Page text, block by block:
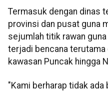
Termasuk dengan dinas
provinsi dan pusat guna
sejumlah titik rawan
terjadi bencana
kawasan Puncak hingga
"Kami berharap tidak